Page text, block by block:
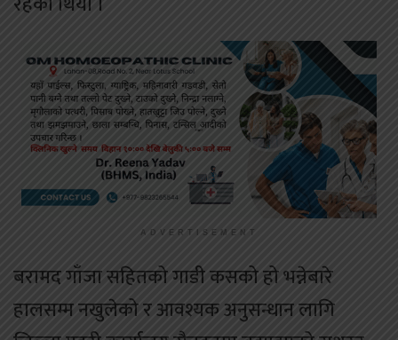
ADVERTISEMENT
बरामद गाँजा सहितको गाडी कसको हो भन्नेबारे
हालसम्म नखुलेको र आवश्यक अनुसन्धान लागि